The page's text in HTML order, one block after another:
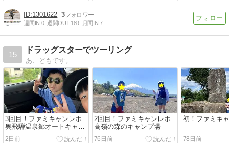
1301622 3
週間IN:0 週間OUT:189 月間IN:7
15
ドラッグスターでツーリング
あ、どもです。
3回目！ファミキャンレポ
奥飛騨温泉郷オートキャン
プ場
2日前
2回目！ファミキャンレポ
高嶺の森のキャンプ場
76日前
初！ファミキ
78日前